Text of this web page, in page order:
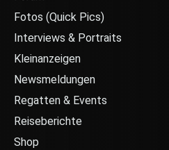
Fotos (Quick Pics)
Interviews & Portraits
Kleinanzeigen
Newsmeldungen
Regatten & Events
Reiseberichte
Shop